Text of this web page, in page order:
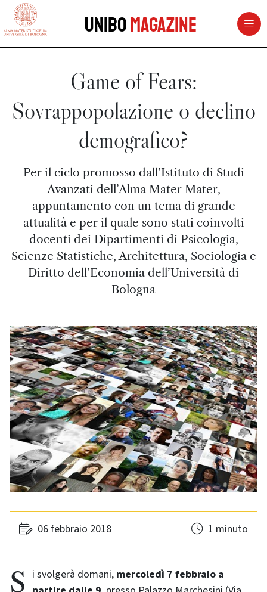
vai al contenuto della pagina
UniboMagazine
Game of Fears:
Sovrappopolazione o declino
demografico?
Per il ciclo promosso dall’Istituto di Studi
Avanzati dell’Alma Mater Mater,
appuntamento con un tema di grande
attualità e per il quale sono stati coinvolti
docenti dei Dipartimenti di Psicologia,
Scienze Statistiche, Architettura, Sociologia e
Diritto dell’Economia dell’Università di
Bologna
06 febbraio 2018 1 minuto
Si svolgerà domani, mercoledì 7 febbraio a